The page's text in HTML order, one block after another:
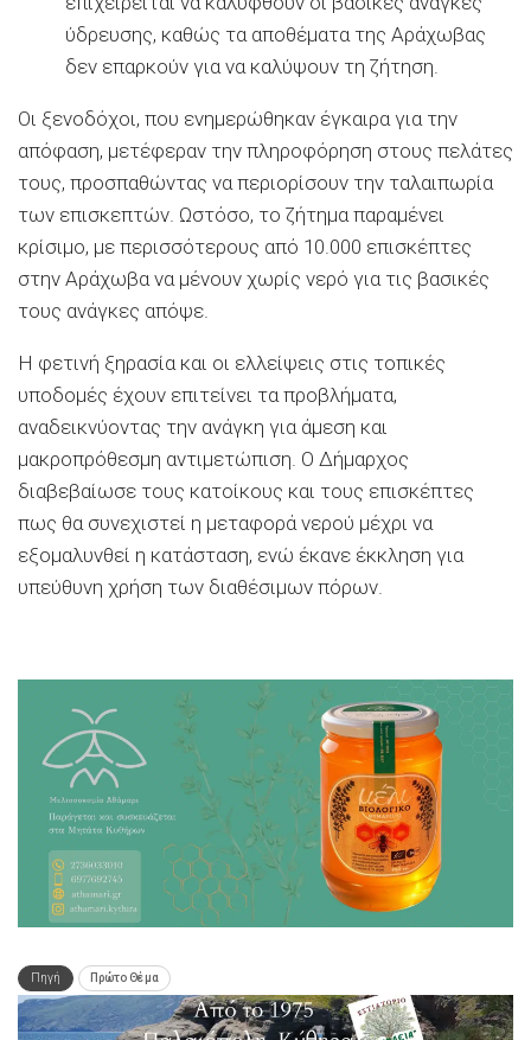
ύδρευσης, καθώς τα αποθέματα της Αράχωβας
δεν επαρκούν για να καλύψουν τη ζήτηση.
Οι ξενοδόχοι, που ενημερώθηκαν έγκαιρα για την
απόφαση, μετέφεραν την πληροφόρηση στους πελάτες
τους, προσπαθώντας να περιορίσουν την ταλαιπωρία
των επισκεπτών. Ωστόσο, το ζήτημα παραμένει
κρίσιμο, με περισσότερους από 10.000 επισκέπτες
στην Αράχωβα να μένουν χωρίς νερό για τις βασικές
τους ανάγκες απόψε.
Η φετινή ξηρασία και οι ελλείψεις στις τοπικές
υποδομές έχουν επιτείνει τα προβλήματα,
αναδεικνύοντας την ανάγκη για άμεση και
μακροπρόθεσμη αντιμετώπιση. Ο Δήμαρχος
διαβεβαίωσε τους κατοίκους και τους επισκέπτες
πως θα συνεχιστεί η μεταφορά νερού μέχρι να
εξομαλυνθεί η κατάσταση, ενώ έκανε έκκληση για
υπεύθυνη χρήση των διαθέσιμων πόρων.
Πηγή Πρώτο Θέμα